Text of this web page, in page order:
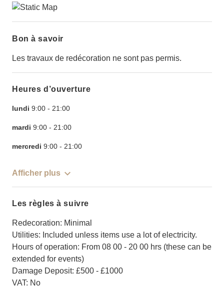
Bon à savoir
Les travaux de redécoration ne sont pas permis.
Heures d’ouverture
lundi 9:00 - 21:00
mardi 9:00 - 21:00
mercredi 9:00 - 21:00
Afficher plus
Les règles à suivre
Redecoration: Minimal
Utilities: Included unless items use a lot of electricity.
Hours of operation: From 08 00 - 20 00 hrs (these can be
extended for events)
Damage Deposit: £500 - £1000
VAT: No